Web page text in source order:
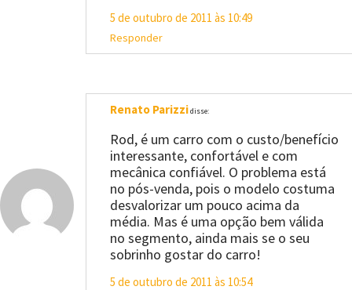
5 de outubro de 2011 às 10:49
Responder
Renato Parizzidisse:
Rod, é um carro com o custo/benefício
interessante, confortável e com
mecânica confiável. O problema está
no pós-venda, pois o modelo costuma
desvalorizar um pouco acima da
média. Mas é uma opção bem válida
no segmento, ainda mais se o seu
sobrinho gostar do carro!
5 de outubro de 2011 às 10:54